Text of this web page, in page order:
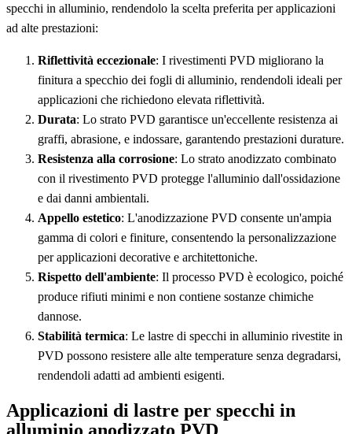
specchi in alluminio, rendendolo la scelta preferita per applicazioni
ad alte prestazioni:
Riflettività eccezionale: I rivestimenti PVD migliorano la
finitura a specchio dei fogli di alluminio, rendendoli ideali per
applicazioni che richiedono elevata riflettività.
Durata: Lo strato PVD garantisce un'eccellente resistenza ai
graffi, abrasione, e indossare, garantendo prestazioni durature.
Resistenza alla corrosione: Lo strato anodizzato combinato
con il rivestimento PVD protegge l'alluminio dall'ossidazione
e dai danni ambientali.
Appello estetico: L'anodizzazione PVD consente un'ampia
gamma di colori e finiture, consentendo la personalizzazione
per applicazioni decorative e architettoniche.
Rispetto dell'ambiente: Il processo PVD è ecologico, poiché
produce rifiuti minimi e non contiene sostanze chimiche
dannose.
Stabilità termica: Le lastre di specchi in alluminio rivestite in
PVD possono resistere alle alte temperature senza degradarsi,
rendendoli adatti ad ambienti esigenti.
Applicazioni di lastre per specchi in